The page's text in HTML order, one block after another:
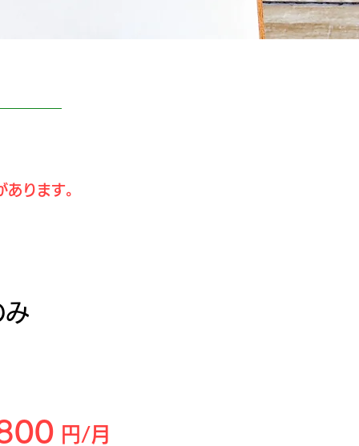
ります。
円/月